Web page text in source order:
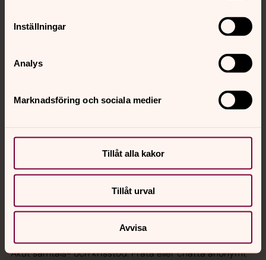
Inställningar
Analys
Marknadsföring och sociala medier
Tillåt alla kakor
Tillåt urval
Avvisa
Sociala kanaler
Jourhavande präst
Akut samtals- och krisstöd. Prata eller chatta anonymt